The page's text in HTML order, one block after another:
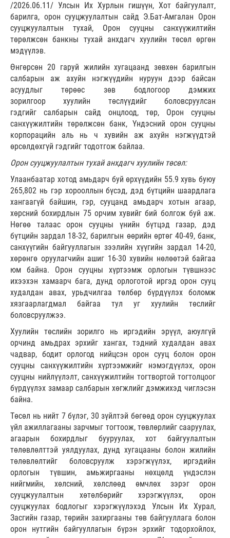
/2026.06.11/ Улсын Их Хурлын гишүүн, Хот байгуулалт,
барилга, орон сууцжуулалтын сайд Э.Бат-Амгалан Орон
сууцжуулалтын тухай, Орон сууцны санхүүжилтийн
төрөлжсөн банкны тухай анхдагч хуулийн төсөл өргөн
мэдүүлэв.
Өнгөрсөн 20 гаруй жилийн хугацаанд зөвхөн барилгын
салбарын аж ахуйн нэгжүүдийн нуруун дээр байсан
асуудлыг төрөөс зөв бодлогоор дэмжих
зорилгоор хуулийн төслүүдийг боловсруулсан
гэдгийг салбарын сайд онцлоод, төр, Орон сууцны
санхүүжилтийн төрөлжсөн банк, Үндэсний орон сууцны
корпорацийн аль нь ч хувийн аж ахуйн нэгжүүдтэй
өрсөлдөхгүй гэдгийг тодотгож байлаа.
Орон сууцжуулалтын тухай анхдагч хуулийн төсөл:
Улаанбаатар хотод амьдарч буй өрхүүдийн 55.9 хувь буюу
265,802 нь гэр хорооллын бүсэд, дэд бүтцийн шаардлага
хангаагүй байшин, гэр, сууцанд амьдарч хотын агаар,
хөрсний бохирдлын 75 орчим хувийг бий болгож буй аж.
Нөгөө талаас орон сууцны үнийн бүтцэд газар, дэд
бүтцийн зардал 18-32, барилгын өөрийн өртөг 40-49, банк,
санхүүгийн байгууллагын зээлийн хүүгийн зардал 14-20,
хөрөнгө оруулагчийн ашиг 16-30 хувийн нөлөөтэй байгаа
юм байна. Орон сууцны хүртээмж орлогын түвшнээс
ихээхэн хамаарч бага, дунд орлоготой иргэд орон сууц
худалдан авах, урьдчилгаа төлбөр бүрдүүлэх боломж
хязгаарлагдмал байгаа тул уг хуулийн төслийг
боловсруулжээ.
Хуулийн төслийн зорилго нь иргэдийн эрүүл, аюулгүй
орчинд амьдрах эрхийг хангах, тэдний худалдан авах
чадвар, бодит орлогод нийцсэн орон сууц болон орон
сууцны санхүүжилтийн хүртээмжийг нэмэгдүүлэх, орон
сууцны нийлүүлэлт, санхүүжилтийн тогтвортой тогтолцоог
бүрдүүлэх замаар салбарын хөгжлийг дэмжихэд чиглэсэн
байна.
Төсөл нь нийт 7 бүлэг, 30 зүйлтэй бөгөөд орон сууцжуулах
үйл ажиллагааны зарчмыг тогтоож, төвлөрлийг сааруулах,
агаарын бохирдлыг бууруулах, хот байгуулалтын
төлөвлөлттэй уялдуулах, дунд хугацааны болон жилийн
төлөвлөлтийг боловсруулж хэрэгжүүлэх, иргэдийн
орлогын түвшин, амьжиргааны нөхцөлд үндэслэн
нийгмийн, хөлсний, хөлслөөд өмчлөх зэрэг орон
сууцжуулалтын хөтөлбөрийг хэрэгжүүлэх, орон
сууцжуулах бодлогыг хэрэгжүүлэхэд Улсын Их Хурал,
Засгийн газар, төрийн захиргааны төв байгууллага болон
орон нутгийн байгууллагын бүрэн эрхийг тодорхойлох,